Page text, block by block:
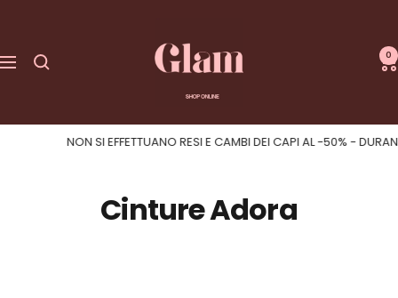
contenuto
Navigazione
|
0
NON SI EFFETTUANO RESI E CAMBI DEI CAPI AL -50% -
Cinture Adora